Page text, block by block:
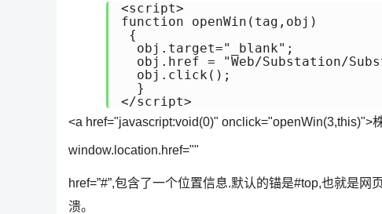
<script>
function openWin(tag,obj)
{
  obj.target="_blank";
obj.href = "Web/Substation/
  obj.click();
  }
</script>
<a href="javascript:void(0)" onclick="openWin(3,this)">
window.location.href=""
href=”#”,包含了一个位置信息.默认的锚是#top,也就是
溃。